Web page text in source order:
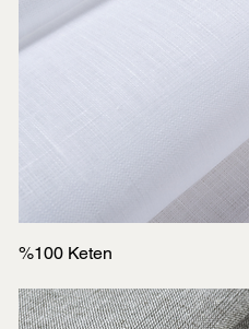
%100 Keten